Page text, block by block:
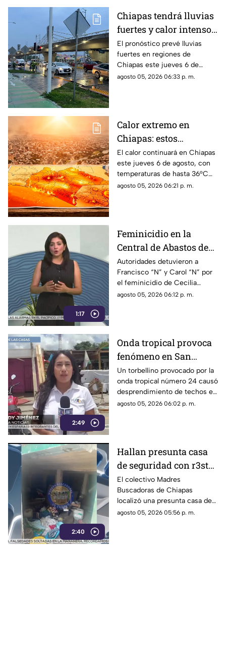
Chiapas tendrá lluvias
fuertes y calor intenso
este jueves 6 de agosto
El pronóstico prevé lluvias
fuertes en regiones de
Chiapas este jueves 6 de
agosto, mientras el ambiente
agosto 05, 2026 06:33 p. m.
Calor extremo en
Chiapas: estos
municipios alcanzarán
hasta 36°C este jueves
El calor continuará en Chiapas
este jueves 6 de agosto, con
temperaturas de hasta 36°C
en algunos municipios y
agosto 05, 2026 06:21 p. m.
1:17
Feminicidio en la
Central de Abastos de
Comitán: capturan a
dos implicados, una
detención ocurrió en
Jalisco
Autoridades detuvieron a
Francisco “N” y Carol “N” por
el feminicidio de Cecilia
Viviana en Comitán. La Fiscalía
agosto 05, 2026 06:12 p. m.
2:49
Onda tropical provoca
fenómeno en San
Cristóbal: torbellino
desprende techos de
locales y derriba
árboles
Un torbellino provocado por la
onda tropical número 24 causó
desprendimiento de techos en
un mercado y la caída de
agosto 05, 2026 06:02 p. m.
2:40
Hallan presunta casa
de seguridad con r3st0s
humanos en Chiapa de
Corzo
El colectivo Madres
Buscadoras de Chiapas
localizó una presunta casa de
seguridad en Nicolás Bravo,
agosto 05, 2026 05:56 p. m.